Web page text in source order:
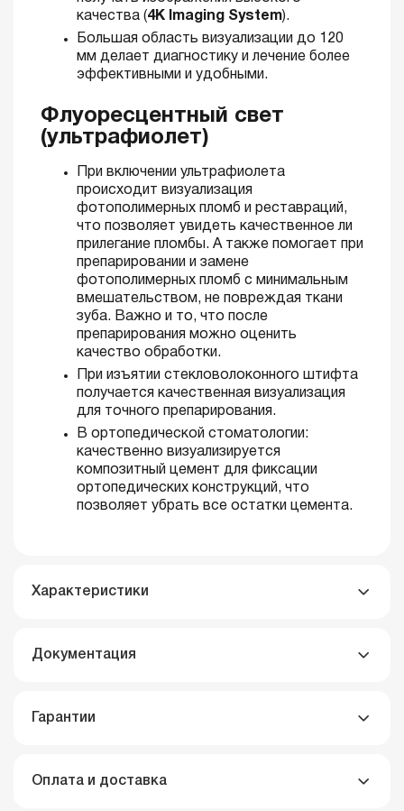
качества (4К Imaging System).
Большая область визуализации до 120
мм делает диагностику и лечение более
эффективными и удобными.
Флуоресцентный свет
(ультрафиолет)
При включении ультрафиолета
происходит визуализация
фотополимерных пломб и реставраций,
что позволяет увидеть качественное ли
прилегание пломбы. А также помогает при
препарировании и замене
фотополимерных пломб с минимальным
вмешательством, не повреждая ткани
зуба. Важно и то, что после
препарирования можно оценить
качество обработки.
При изъятии стекловолоконного штифта
получается качественная визуализация
для точного препарирования.
В ортопедической стоматологии:
качественно визуализируется
композитный цемент для фиксации
ортопедических конструкций, что
позволяет убрать все остатки цемента.
Характеристики
Документация
Гарантии
Оплата и доставка